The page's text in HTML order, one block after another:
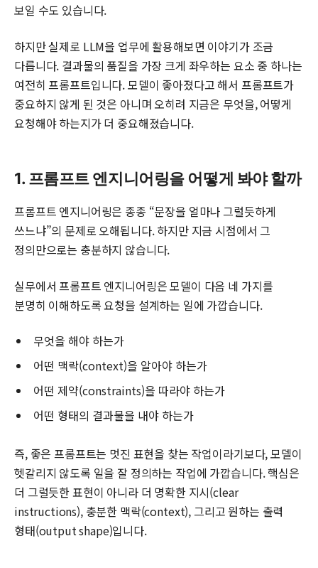
보일 수도 있습니다.
하지만 실제로 LLM을 업무에 활용해보면 이야기가 조금
다릅니다. 결과물의 품질을 가장 크게 좌우하는 요소 중 하나는
여전히 프롬프트입니다. 모델이 좋아졌다고 해서 프롬프트가
중요하지 않게 된 것은 아니며 오히려 지금은 무엇을, 어떻게
요청해야 하는지가 더 중요해졌습니다.
1. 프롬프트 엔지니어링을 어떻게 봐야 할까
프롬프트 엔지니어링은 종종 “문장을 얼마나 그럴듯하게
쓰느냐”의 문제로 오해됩니다. 하지만 지금 시점에서 그
정의만으로는 충분하지 않습니다.
실무에서 프롬프트 엔지니어링은 모델이 다음 네 가지를
분명히 이해하도록 요청을 설계하는 일에 가깝습니다.
무엇을 해야 하는가
어떤 맥락(context)을 알아야 하는가
어떤 제약(constraints)을 따라야 하는가
어떤 형태의 결과물을 내야 하는가
즉, 좋은 프롬프트는 멋진 표현을 찾는 작업이라기보다, 모델이
헷갈리지 않도록 일을 잘 정의하는 작업에 가깝습니다. 핵심은
더 그럴듯한 표현이 아니라 더 명확한 지시(clear
instructions), 충분한 맥락(context), 그리고 원하는 출력
형태(output shape)입니다.